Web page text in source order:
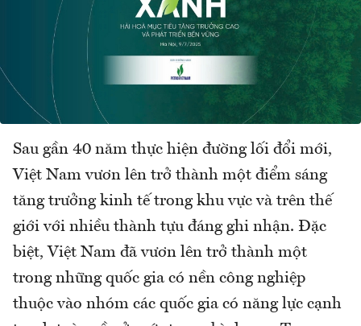
Sau gần 40 năm thực hiện đường lối đổi mới,
Việt Nam vươn lên trở thành một điểm sáng
tăng trưởng kinh tế trong khu vực và trên thế
giới với nhiều thành tựu đáng ghi nhận. Đặc
biệt, Việt Nam đã vươn lên trở thành một
trong những quốc gia có nền công nghiệp
thuộc vào nhóm các quốc gia có năng lực cạnh